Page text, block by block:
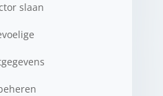
slaan